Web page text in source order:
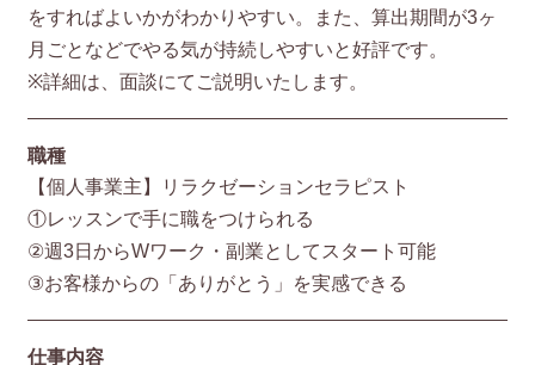
をすればよいかがわかりやすい。また、算出期間が3ヶ
月ごとなどでやる気が持続しやすいと好評です。
※詳細は、面談にてご説明いたします。
職種
【個人事業主】リラクゼーションセラピスト
①レッスンで手に職をつけられる
②週3日からWワーク・副業としてスタート可能
③お客様からの「ありがとう」を実感できる
仕事内容